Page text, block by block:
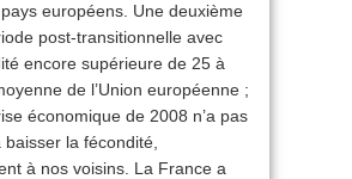
européens. Une deuxième
post-transitionnelle avec
encore supérieure de 25 à
de l’Union européenne ;
économique de 2008 n’a pas
la fécondité,
à nos voisins. La France a